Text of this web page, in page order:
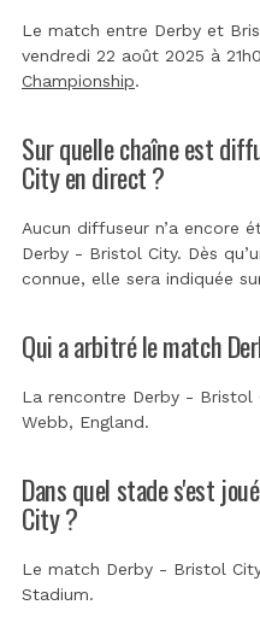
Le match entre Derby et
vendredi 22 août 2025 à
Championship.
Sur quelle chaîne est
City en direct ?
Aucun diffuseur n’a encore
Derby - Bristol City. Dès
connue, elle sera indiquée
Qui a arbitré le match
La rencontre Derby - Bristol
Webb, England.
Dans quel stade s'est
City ?
Le match Derby - Bristol
Stadium.